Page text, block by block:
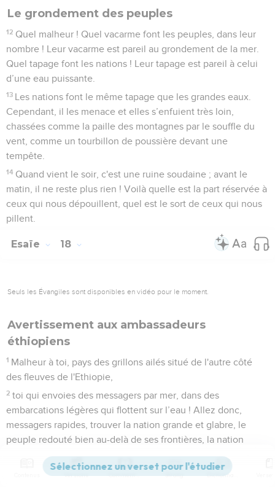
Le grondement des peuples
12 Quel malheur ! Quel vacarme font les peuples, dans leur
nombre ! Leur vacarme est pareil au grondement de la mer.
Quel tapage font les nations ! Leur tapage est pareil à celui
d’une eau puissante.
13 Les nations font le même tapage que les grandes eaux.
Cependant, il les menace et elles s’enfuient très loin,
chassées comme la paille des montagnes par le souffle du
vent, comme un tourbillon de poussière devant une
tempête.
14 Quand vient le soir, c'est une ruine soudaine ; avant le
matin, il ne reste plus rien ! Voilà quelle est la part réservée à
ceux qui nous dépouillent, quel est le sort de ceux qui nous
pillent.
Esaïe 18
Seuls les Évangiles sont disponibles en vidéo pour le moment.
Avertissement aux ambassadeurs
éthiopiens
1 Malheur à toi, pays des grillons ailés situé de l'autre côté
des fleuves de l'Ethiopie,
2 toi qui envoies des messagers par mer, dans des
embarcations légères qui flottent sur l’eau ! Allez donc,
messagers rapides, trouver la nation grande et glabre, le
peuple redouté bien au-delà de ses frontières, la nation
puissante qui écrase tout et dont le territoire est traversé par
des fleuves !
Versions Commentaires Strong